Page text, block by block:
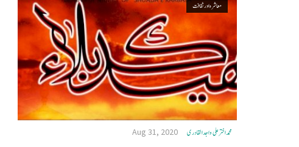
معاشرہ اور ثقافت
محمد اختر علی واجد القادری Aug 31, 2020